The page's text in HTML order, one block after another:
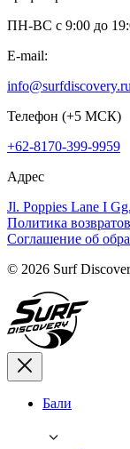
ПН-ВС c 9:00 до
E-mail:
info@surfdiscovery.ru
Телефон (+5 МСК)
+62-8170-399-9959
Адрес
Jl. Poppies Lane I
Политика возвратов
Соглашение об
© 2026 Surf
Бали